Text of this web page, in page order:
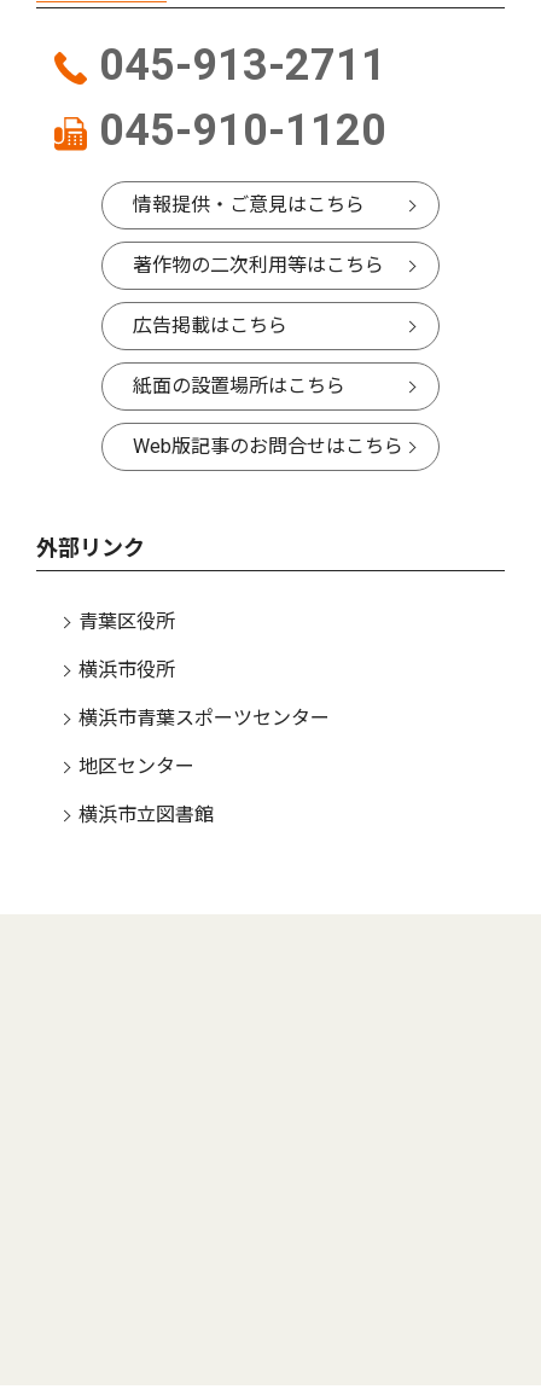
045-913-2711
045-910-1120
情報提供・ご意見はこちら
著作物の二次利用等はこちら
広告掲載はこちら
紙面の設置場所はこちら
Web版記事のお問合せはこちら
外部リンク
青葉区役所
横浜市役所
横浜市青葉スポーツセンター
地区センター
横浜市立図書館